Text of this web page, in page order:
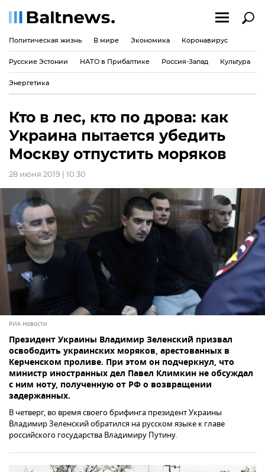
Политическая жизнь В мире Экономика Коронавирус
Русские Эстонии НАТО в Прибалтике Россия-Запад Культура
Энергетика
Кто в лес, кто по дрова: как
Украина пытается убедить
Москву отпустить моряков
28 июня 2019 | 10:30
РИА Новости
Президент Украины Владимир Зеленский призвал
освободить украинских моряков, арестованных в
Керченском проливе. При этом он подчеркнул, что
министр иностранных дел Павел Климкин не обсуждал
с ним ноту, полученную от РФ о возвращении
задержанных.
В четверг, во время своего брифинга президент Украины
Владимир Зеленский обратился на русском языке к главе
российского государства Владимиру Путину.